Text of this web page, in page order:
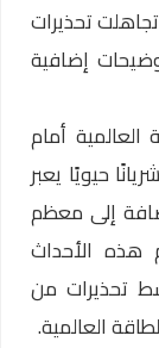
تحذيرات
إضافية
أمام
حيويًا يعبر
إلى معظم
هذه الأحداث
تحذيرات من
العالمية.